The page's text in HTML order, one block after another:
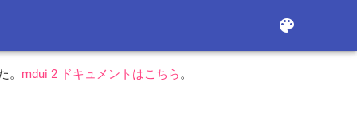
color_lens
。 mdui 2 ドキュメントはこちら。